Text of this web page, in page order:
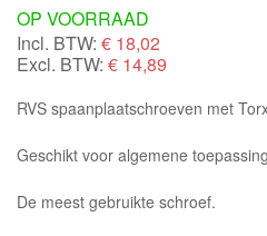
OP VOORRAAD
Incl. BTW: € 18,02
Excl. BTW: € 14,89
RVS spaanplaatschroeven met
Geschikt voor algemene
De meest gebruikte schroef.